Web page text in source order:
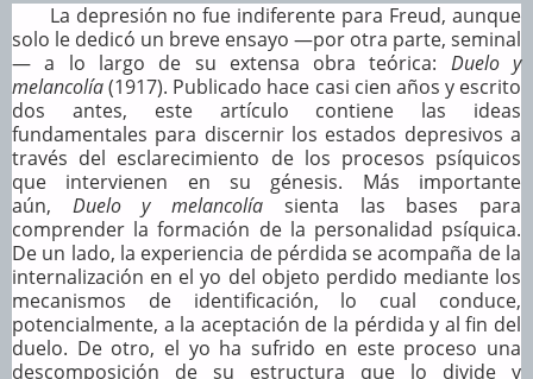
La depresión no fue indiferente para Freud, aunque
solo le dedicó un breve ensayo —por otra parte, seminal
— a lo largo de su extensa obra teórica: Duelo y
melancolía(1917). Publicado hace casi cien años y escrito
dos antes, este artículo contiene las ideas
fundamentales para discernir los estados depresivos a
través del esclarecimiento de los procesos psíquicos
que intervienen en su génesis. Más importante
aún, Duelo y melancolía sienta las bases para
comprender la formación de la personalidad psíquica.
De un lado, la experiencia de pérdida se acompaña de la
internalización en el yo del objeto perdido mediante los
mecanismos de identificación, lo cual conduce,
potencialmente, a la aceptación de la pérdida y al fin del
duelo. De otro, el yo ha sufrido en este proceso una
descomposición de su estructura que lo divide y